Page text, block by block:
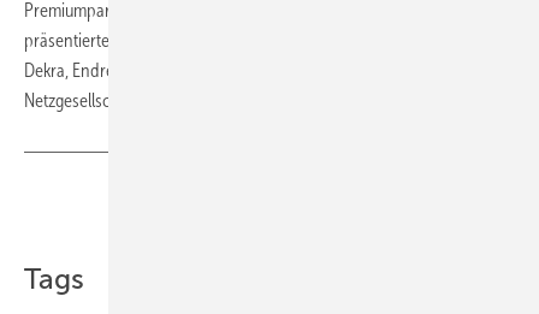
Premiumpartner war die Ontras Gastransport. Als Aussteller
präsentierten sich unter anderem Borsig, Brunel, die DBI-Gruppe,
Dekra, Endress+Hauser, Eurowind Energy, Exxeta, die Mitteldeutsche
Netzgesellschaft Gas, TEAG, TÜV Süd, Vionta und VNG.
Tags